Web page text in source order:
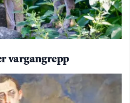
vargangrepp